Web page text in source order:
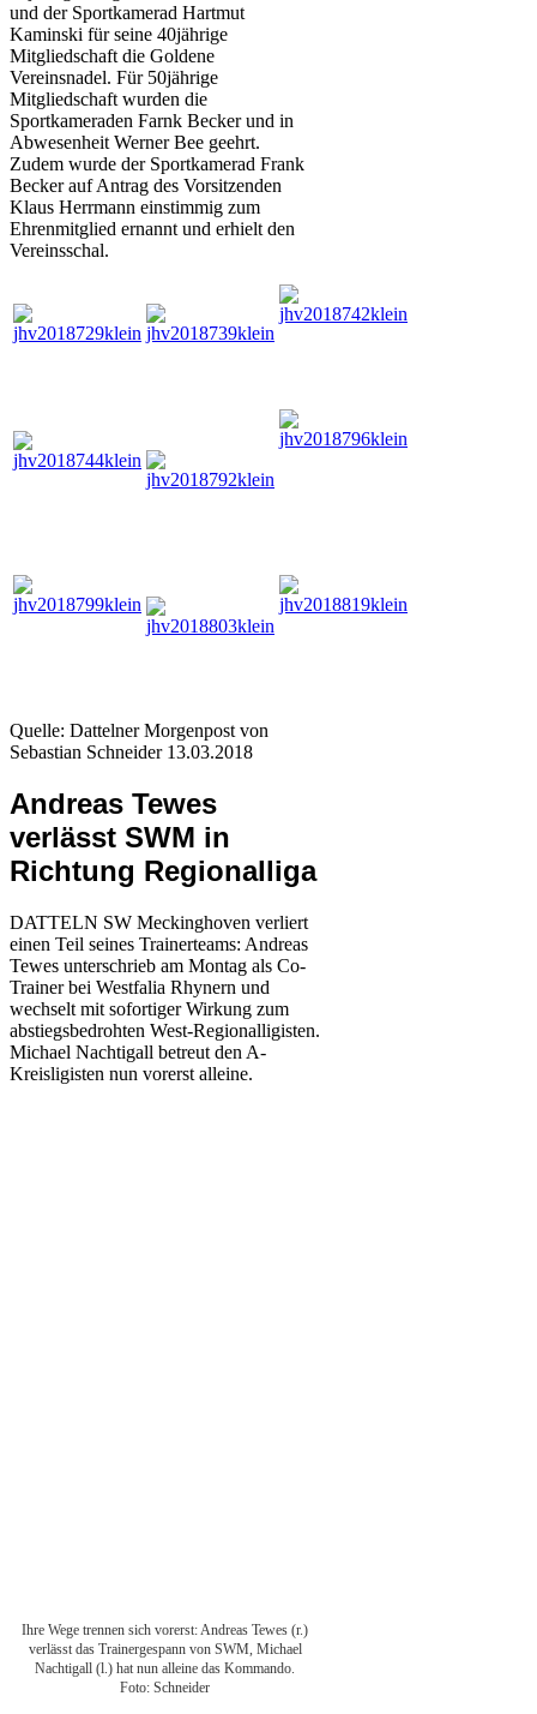
und der Sportkamerad Hartmut
Kaminski für seine 40jährige
Mitgliedschaft die Goldene
Vereinsnadel. Für 50jährige
Mitgliedschaft wurden die
Sportkameraden Farnk Becker und in
Abwesenheit Werner Bee geehrt.
Zudem wurde der Sportkamerad Frank
Becker auf Antrag des Vorsitzenden
Klaus Herrmann einstimmig zum
Ehrenmitglied ernannt und erhielt den
Vereinsschal.
Quelle: Dattelner Morgenpost von
Sebastian Schneider 13.03.2018
Andreas Tewes
verlässt SWM in
Richtung Regionalliga
DATTELN SW Meckinghoven verliert
einen Teil seines Trainerteams: Andreas
Tewes unterschrieb am Montag als Co-
Trainer bei Westfalia Rhynern und
wechselt mit sofortiger Wirkung zum
abstiegsbedrohten West-Regionalligisten.
Michael Nachtigall betreut den A-
Kreisligisten nun vorerst alleine.
Ihre Wege trennen sich vorerst: Andreas Tewes (r.)
verlässt das Trainergespann von SWM, Michael
Nachtigall (l.) hat nun alleine das Kommando.
Foto: Schneider